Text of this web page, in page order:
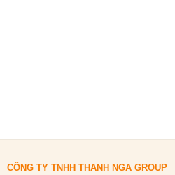
CÔNG TY TNHH THANH NGA GROUP